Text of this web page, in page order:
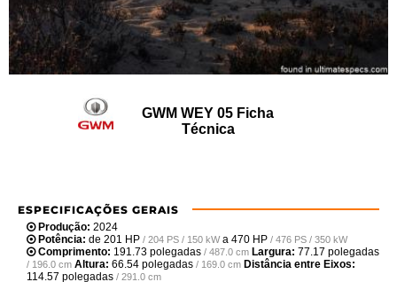
GWM WEY 05 Ficha
Técnica
ESPECIFICAÇÕES GERAIS
Produção: 2024
Potência: de 201 HP / 204 PS / 150 kWa 470 HP / 476 PS / 350 kW
Comprimento: 191.73 polegadas / 487.0 cm Largura: 77.17 polegadas
/ 196.0 cm Altura: 66.54 polegadas / 169.0 cm Distância entre Eixos:
114.57 polegadas / 291.0 cm